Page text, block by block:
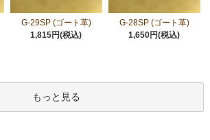
G-29SP (ゴート革)
1,815円(税込)
G-28SP (ゴート革)
1,650円(税込)
もっと見る